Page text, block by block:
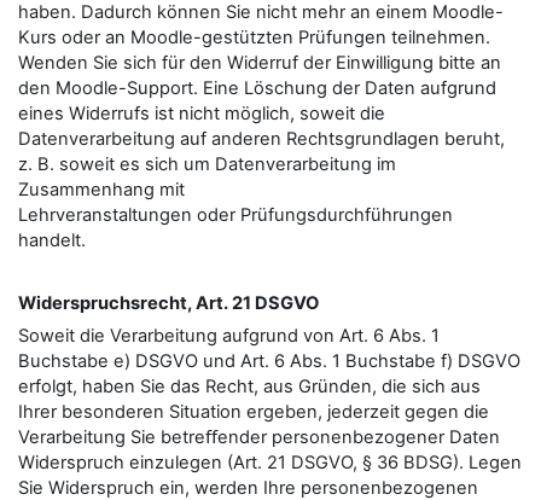
haben. Dadurch können Sie nicht mehr an einem Moodle-
Kurs oder an Moodle-gestützten Prüfungen teilnehmen.
Wenden Sie sich für den Widerruf der Einwilligung bitte an
den Moodle-Support. Eine Löschung der Daten aufgrund
eines Widerrufs ist nicht möglich, soweit die
Datenverarbeitung auf anderen Rechtsgrundlagen beruht,
z. B. soweit es sich um Datenverarbeitung im
Zusammenhang mit
Lehrveranstaltungen oder Prüfungsdurchführungen
handelt.
Widerspruchsrecht, Art. 21 DSGVO
Soweit die Verarbeitung aufgrund von Art. 6 Abs. 1
Buchstabe e) DSGVO und Art. 6 Abs. 1 Buchstabe f) DSGVO
erfolgt, haben Sie das Recht, aus Gründen, die sich aus
Ihrer besonderen Situation ergeben, jederzeit gegen die
Verarbeitung Sie betreﬀender personenbezogener Daten
Widerspruch einzulegen (Art. 21 DSGVO, § 36 BDSG). Legen
Sie Widerspruch ein, werden Ihre personenbezogenen